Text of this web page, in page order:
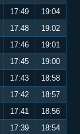
17:49
19:04
17:48
19:02
17:46
19:01
17:45
19:00
17:43
18:58
17:42
18:57
17:41
18:56
17:39
18:54